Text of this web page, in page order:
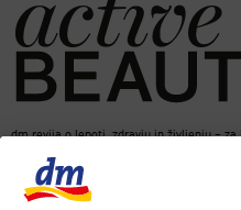
dm revija o lepoti, zdravju in življenju –